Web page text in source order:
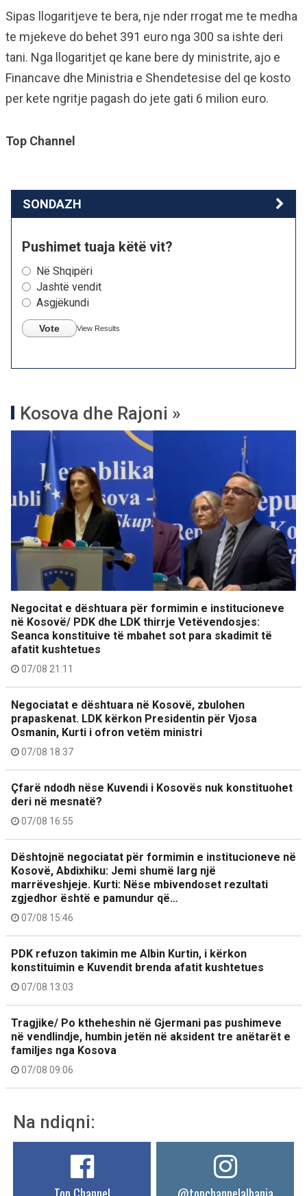
Sipas llogaritjeve te bera, nje nder rrogat me te medha
te mjekeve do behet 391 euro nga 300 sa ishte deri
tani. Nga llogaritjet qe kane bere dy ministrite, ajo e
Financave dhe Ministria e Shendetesise del qe kosto
per kete ngritje pagash do jete gati 6 milion euro.
Top Channel
SONDAZH
Pushimet tuaja këtë vit?
Në Shqipëri
Jashtë vendit
Asgjëkundi
Vote View Results
Kosova dhe Rajoni »
Negocitat e dështuara për formimin e institucioneve
në Kosovë/ PDK dhe LDK thirrje Vetëvendosjes:
Seanca konstituive të mbahet sot para skadimit të
afatit kushtetues
07/08 21:11
Negociatat e dështuara në Kosovë, zbulohen
prapaskenat. LDK kërkon Presidentin për Vjosa
Osmanin, Kurti i ofron vetëm ministri
07/08 18:37
Çfarë ndodh nëse Kuvendi i Kosovës nuk konstituohet
deri në mesnatë?
07/08 16:55
Dështojnë negociatat për formimin e institucioneve në
Kosovë, Abdixhiku: Jemi shumë larg një
marrëveshjeje. Kurti: Nëse mbivendoset rezultati
zgjedhor është e pamundur që…
07/08 15:46
PDK refuzon takimin me Albin Kurtin, i kërkon
konstituimin e Kuvendit brenda afatit kushtetues
07/08 13:03
Tragjike/ Po ktheheshin në Gjermani pas pushimeve
në vendlindje, humbin jetën në aksident tre anëtarët e
familjes nga Kosova
07/08 09:06
Na ndiqni: